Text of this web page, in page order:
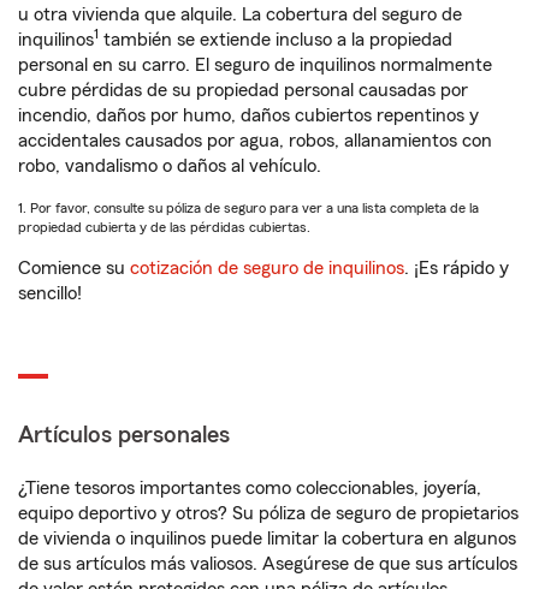
u otra vivienda que alquile. La cobertura del seguro de
inquilinos1 también se extiende incluso a la propiedad
personal en su carro. El seguro de inquilinos normalmente
cubre pérdidas de su propiedad personal causadas por
incendio, daños por humo, daños cubiertos repentinos y
accidentales causados por agua, robos, allanamientos con
robo, vandalismo o daños al vehículo.
1. Por favor, consulte su póliza de seguro para ver a una lista completa de la
propiedad cubierta y de las pérdidas cubiertas.
Comience su cotización de seguro de inquilinos. ¡Es rápido y
sencillo!
Artículos personales
¿Tiene tesoros importantes como coleccionables, joyería,
equipo deportivo y otros? Su póliza de seguro de propietarios
de vivienda o inquilinos puede limitar la cobertura en algunos
de sus artículos más valiosos. Asegúrese de que sus artículos